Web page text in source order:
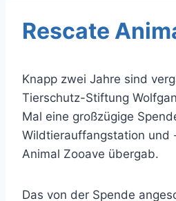
Rescate
Knapp zwei Jahre sind
Tierschutz-Stiftung
Mal eine großzügige
Wildtierauffangstation und
Animal Zooave übergab.
Das von der Spende